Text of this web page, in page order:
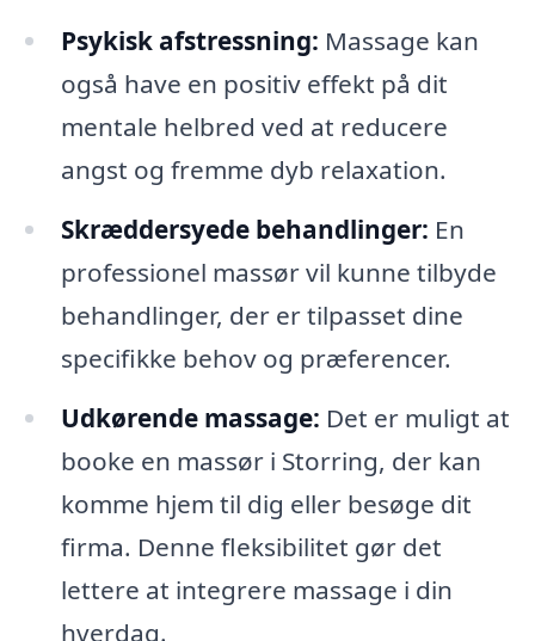
Psykisk afstressning: Massage kan
også have en positiv effekt på dit
mentale helbred ved at reducere
angst og fremme dyb relaxation.
Skræddersyede behandlinger: En
professionel massør vil kunne tilbyde
behandlinger, der er tilpasset dine
specifikke behov og præferencer.
Udkørende massage: Det er muligt at
booke en massør i Storring, der kan
komme hjem til dig eller besøge dit
firma. Denne fleksibilitet gør det
lettere at integrere massage i din
hverdag.